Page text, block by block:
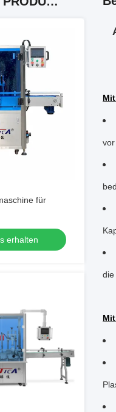
für
erhalten
vor
die